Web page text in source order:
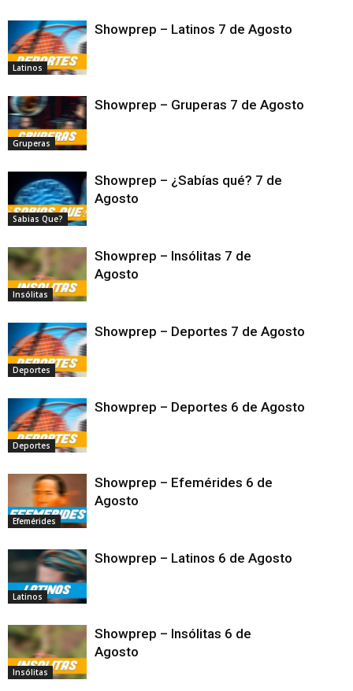
Latinos
Showprep – Latinos 7 de Agosto
Gruperas
Showprep – Gruperas 7 de Agosto
Sabias Que?
Showprep – ¿Sabías qué? 7 de
Agosto
Insólitas
Showprep – Insólitas 7 de
Agosto
Deportes
Showprep – Deportes 7 de Agosto
Deportes
Showprep – Deportes 6 de Agosto
Efemérides
Showprep – Efemérides 6 de
Agosto
Latinos
Showprep – Latinos 6 de Agosto
Insólitas
Showprep – Insólitas 6 de
Agosto